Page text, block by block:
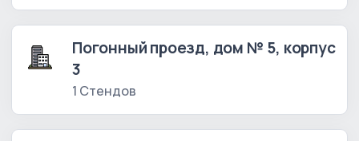
Погонный проезд, дом № 5, корпус
3
1 Стендов